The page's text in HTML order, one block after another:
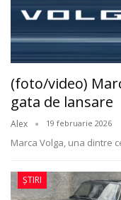
(foto/video)
gata de lansare
Alex 19 februarie 2026
Marca Volga, una dintre
ȘTIRI